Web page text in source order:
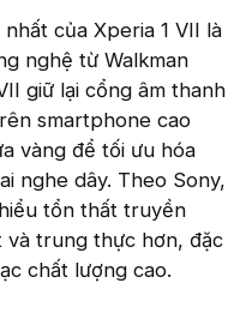
của Xperia 1 VII là
nghệ từ Walkman
giữ lại cổng âm thanh
smartphone cao
vàng để tối ưu hóa
nghe dây. Theo Sony,
tổn thất truyền
và trung thực hơn, đặc
chất lượng cao.